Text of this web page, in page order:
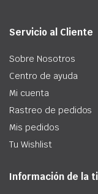
Servicio al Cliente
Sobre Nosotros
Centro de ayuda
Mi cuenta
Rastreo de pedidos
Mis pedidos
Tu Wishlist
Información de la